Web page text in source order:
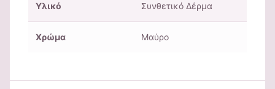
Υλικό Συνθετικό Δέρμα
Χρώμα Μαύρo